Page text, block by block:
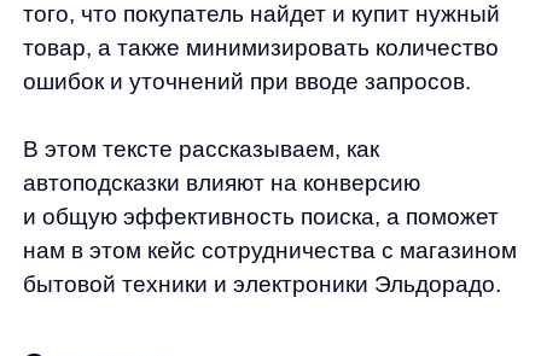
Компания входит в Группу «М.Видео-
Эльдорадо» — крупнейшую российскую
розничную сеть, которая объединяет бренды
на рынке бытовой техники и электроники
маркетплейс Goods.
Основная философия бренда — просто,
выгодно, рядом. За счет удобных локаций
магазинов и выгоден благодаря широкому
спектру товарных предложений, поскольку